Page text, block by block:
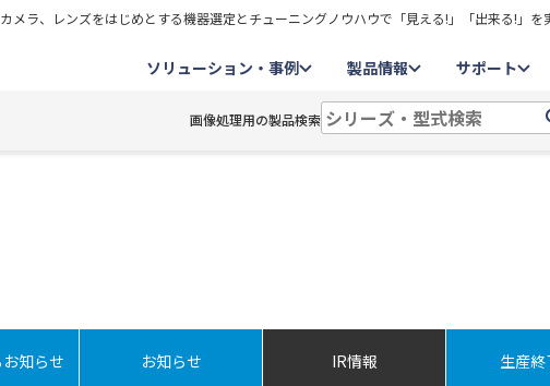
ラ、レンズをはじめとする機器選定とチューニングノウハウで「見える!」「出来る!」を
ソリューション・事例 製品情報 サポート
画像処理用の製品検索
知らせ お知らせ IR情報 生産終